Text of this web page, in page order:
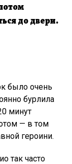
до двери.
было очень
бурлила
минут
— в том
героини.
так часто